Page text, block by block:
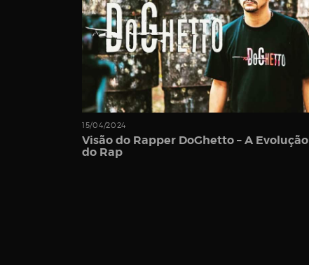
15/04/2024
Visão do Rapper DoGhetto – A Evolução
do Rap